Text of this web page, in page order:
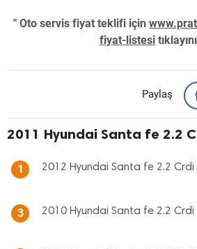
" Oto servis fiyat teklifi için
fiyat-listesi
Paylaş
2011 Hyundai Santa fe 2.2
1 2012 Hyundai Santa fe 2.2 Crdi
3 2010 Hyundai Santa fe 2.2 Crdi